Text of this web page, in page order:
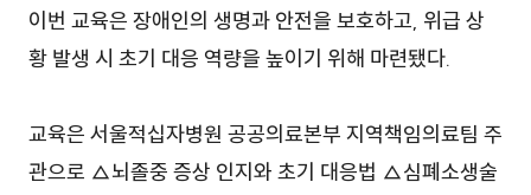
이번 교육은 장애인의 생명과 안전을 보호하고, 위급 상
황 발생 시 초기 대응 역량을 높이기 위해 마련됐다.
교육은 서울적십자병원 공공의료본부 지역책임의료팀 주
관으로 △뇌졸중 증상 인지와 초기 대응법 △심폐소생술